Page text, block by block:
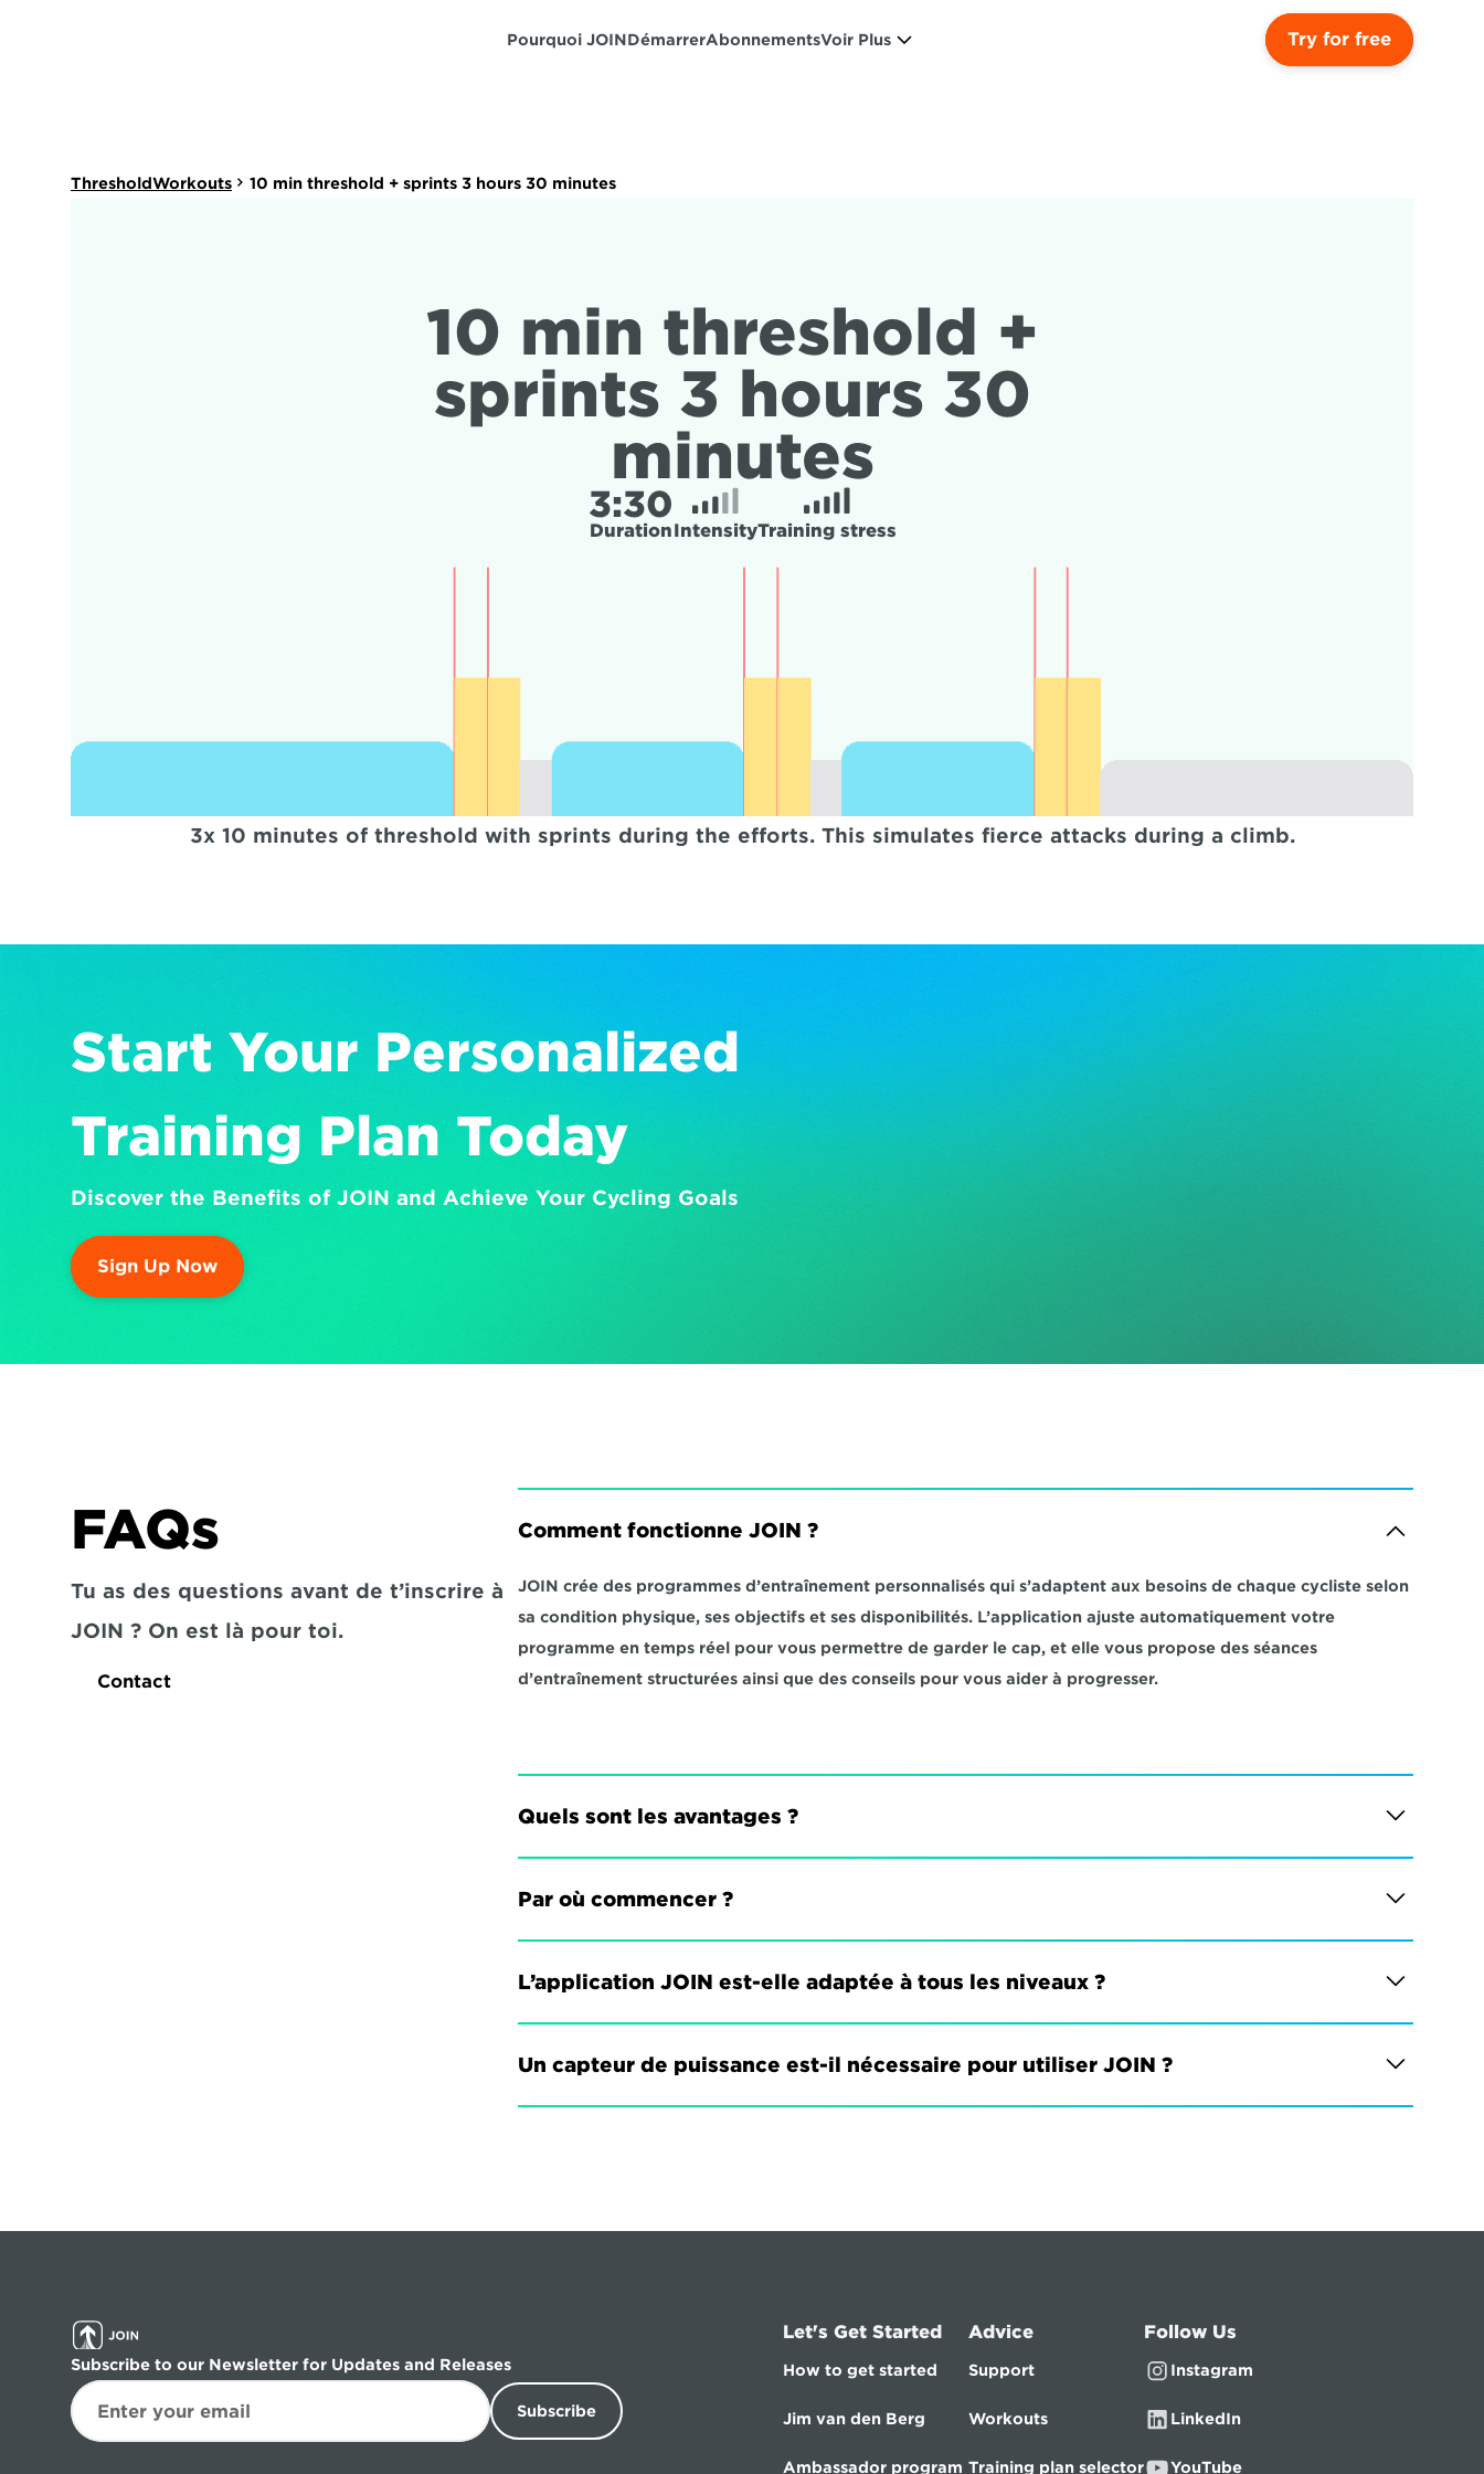
Pourquoi JOINDémarrerAbonnementsVoir Plus Try for free
ThresholdWorkouts 10 min threshold + sprints 3 hours 30 minutes
10 min threshold +
sprints 3 hours 30
minutes
3:30
DurationIntensityTraining stress
3x 10 minutes of threshold with sprints during the efforts. This simulates fierce attacks during a climb.
Start Your Personalized
Training Plan Today
Discover the Benefits of JOIN and Achieve Your Cycling Goals
Sign Up Now
FAQs
Tu as des questions avant de t’inscrire à
JOIN ? On est là pour toi.
Contact
Comment fonctionne JOIN ?
JOIN crée des programmes d’entraînement personnalisés qui s’adaptent aux besoins de chaque cycliste selon
sa condition physique, ses objectifs et ses disponibilités. L’application ajuste automatiquement votre
programme en temps réel pour vous permettre de garder le cap, et elle vous propose des séances
d’entraînement structurées ainsi que des conseils pour vous aider à progresser.
Quels sont les avantages ?
Par où commencer ?
L’application JOIN est-elle adaptée à tous les niveaux ?
Un capteur de puissance est-il nécessaire pour utiliser JOIN ?
Subscribe to our Newsletter for Updates and Releases
Subscribe
Let's Get Started
How to get started
Jim van den Berg
Ambassador program
Advice
Support
Workouts
Training plan selector
Follow Us
Instagram
LinkedIn
YouTube